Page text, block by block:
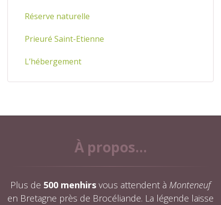
Réserve naturelle
Prieuré Saint-Etienne
L’hébergement
À propos...
Plus de 500 menhirs vous attendent à Monteneuf
en Bretagne près de Brocéliande. La légende laisse